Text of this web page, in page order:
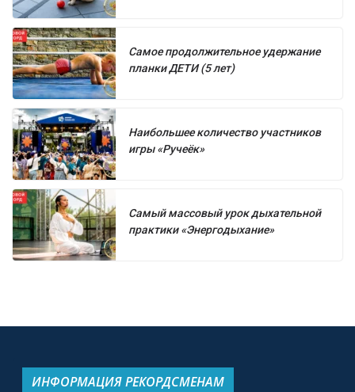
Самое продолжительное удержание
планки ДЕТИ (5 лет)
Наибольшее количество участников
игры «Ручеёк»
Самый массовый урок дыхательной
практики «Энергодыхание»
ИНФОРМАЦИЯ РЕКОРДСМЕНАМ